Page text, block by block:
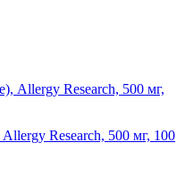
Research, 500 мг, 100